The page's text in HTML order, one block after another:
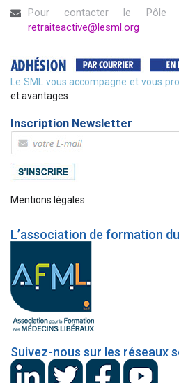
Pour contacter le Pôle
retraiteactive@lesml.org
Le SML vous accompagne et vous
et avantages
Inscription Newsletter
Mentions légales
L’association de formation
Suivez-nous sur les réseaux